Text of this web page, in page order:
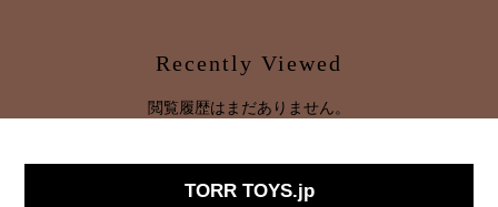
Recently Viewed
閲覧履歴はまだありません。
TORR TOYS.jp